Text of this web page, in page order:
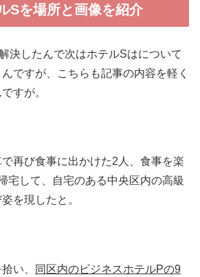
Sを場所と画像を紹介
決したんで次はホテルSはについて
ですが、こちらも記事の内容を軽く
すが。
再び食事に出かけた2人、食事を楽
宅して、自宅のある中央区内の高級
を現したと。
い、
同区内のビジネスホテルPの9